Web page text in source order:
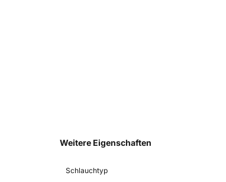
Weitere Eigenschaften
Schlauchtyp